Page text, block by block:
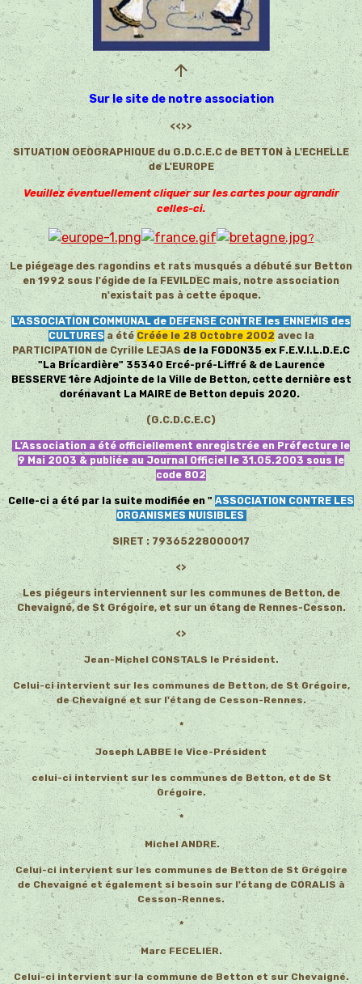
Sur le site de notre association
<<>>
SITUATION GEOGRAPHIQUE du G.D.C.E.C de BETTON à L'ECHELLE
de L'EUROPE
Veuillez éventuellement cliquer sur les cartes pour agrandir
celles-ci.
?
Le piégeage des ragondins et rats musqués a débuté sur Betton
en 1992 sous l'égide de la FEVILDEC mais, notre association
n'existait pas à cette époque.
L'ASSOCIATION COMMUNAL de DEFENSE CONTRE les ENNEMIS des
CULTURESa été Créée le 28 Octobre 2002 avec la
PARTICIPATION de Cyrille LEJASde la FGDON35 exF.E.V.I.L.D.E.C
"La Bricardière" 35340 Ercé-pré-Liffré & de Laurence
BESSERVE 1ère Adjointe de la Ville de Betton, cette dernière est
dorénavant La MAIRE de Betton depuis 2020.
(G.C.D.C.E.C)
L'Association a été officiellement enregistrée en Préfecture le
9 Mai 2003 & publiée au Journal Officiel le 31.05.2003 sous le
code 802
Celle-ci a été par la suite modifiée en "ASSOCIATION CONTRE LES
ORGANISMES NUISIBLES
SIRET : 79365228000017
<>
Les piégeurs interviennent sur les communes de Betton, de
Chevaigné, de St Grégoire, et sur un étang de Rennes-Cesson.
<>
Jean-Michel CONSTALS le Président.
Celui-ci intervient sur les communes de Betton, de St Grégoire,
de Chevaigné et sur l'étang de Cesson-Rennes.
*
Joseph LABBE le Vice-Président
celui-ci intervient sur les communes de Betton, et de St
Grégoire.
*
Michel ANDRE.
Celui-ci intervient sur les communes de Betton de St Grégoire
de Chevaigné et également si besoin sur l'étang de CORALIS à
Cesson-Rennes.
*
Marc FECELIER.
Celui-ci intervient sur la commune de Betton et sur Chevaigné.